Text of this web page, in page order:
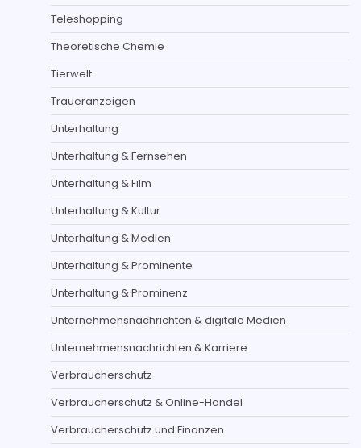
Teleshopping
Theoretische Chemie
Tierwelt
Traueranzeigen
Unterhaltung
Unterhaltung & Fernsehen
Unterhaltung & Film
Unterhaltung & Kultur
Unterhaltung & Medien
Unterhaltung & Prominente
Unterhaltung & Prominenz
Unternehmensnachrichten & digitale Medien
Unternehmensnachrichten & Karriere
Verbraucherschutz
Verbraucherschutz & Online-Handel
Verbraucherschutz und Finanzen